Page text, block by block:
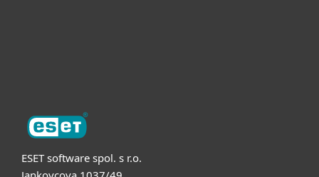
ESET software spol. s r.o.